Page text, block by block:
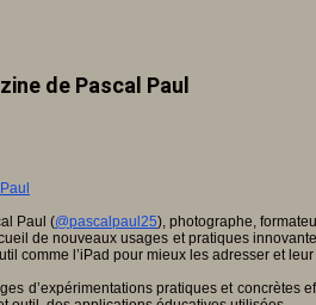
de Pascal Paul
Paul (@pascalpaul25), photographe,
de nouveaux usages et pratiques
comme l’iPad pour mieux les adresser et
d’expérimentations pratiques et